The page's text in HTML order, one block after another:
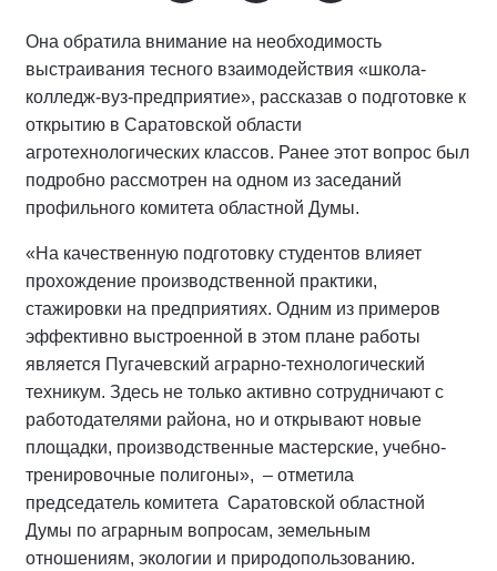
Она обратила внимание на необходимость
выстраивания тесного взаимодействия «школа-
колледж-вуз-предприятие», рассказав о подготовке к
открытию в Саратовской области
агротехнологических классов. Ранее этот вопрос был
подробно рассмотрен на одном из заседаний
профильного комитета областной Думы.
«На качественную подготовку студентов влияет
прохождение производственной практики,
стажировки на предприятиях. Одним из примеров
эффективно выстроенной в этом плане работы
является Пугачевский аграрно-технологический
техникум. Здесь не только активно сотрудничают с
работодателями района, но и открывают новые
площадки, производственные мастерские, учебно-
тренировочные полигоны», – отметила
председатель комитета Саратовской областной
Думы по аграрным вопросам, земельным
отношениям, экологии и природопользованию.